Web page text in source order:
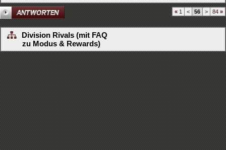
« 1 < 56 > 84 »
Division Rivals (mit FAQ
zu Modus & Rewards)